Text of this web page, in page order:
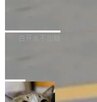
正，才能成为机器能理解的
张CT影像上完成像素级精细
理工具。它可以查看，转换
新功能 macOS：在
通过 AirDop 共享书籍的功
白开水不加糖
ube 视频，标题是"SwiftUI
故事"。视频核心观点很简单
局